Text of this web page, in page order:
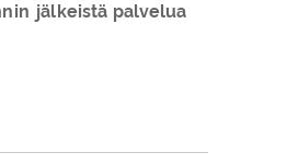
jälkeistä palvelua